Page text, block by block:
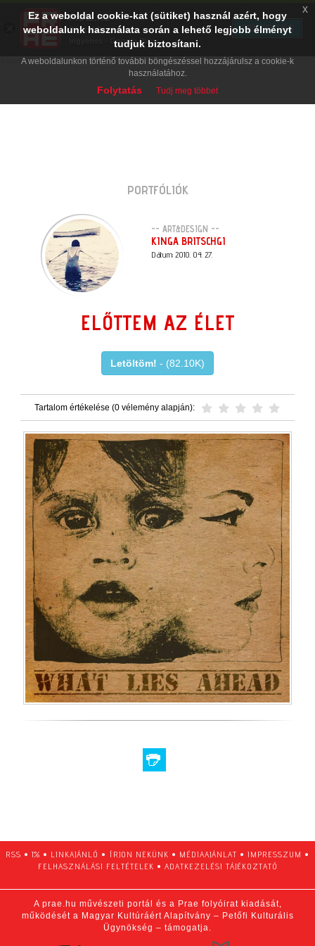
PORTFÓLIÓK
-- ART&DESIGN --
KINGA BRITSCHGI
Dátum: 2010. 04. 27.
ELŐTTEM AZ ÉLET
Letöltöm! - (82.10K)
Tartalom értékelése (0 vélemény alapján):
RSS • 1% • LINKAJÁNLÓ • ÍRJON NEKÜNK • MÉDIAAJÁNLAT • IMPRESSZUM •
FELHASZNÁLÁSI FELTÉTELEK • ADATKEZELÉSI TÁJÉKOZTATÓ
A prae.hu művészeti portál és a Prae folyóirat kiadását,
működését a Magyar Kultúráért Alapítvány – Petőfi Kulturális
Ügynökség – támogatja.
Ez a weboldal cookie-kat (sütiket) használ azért, hogy
weboldalunk használata során a lehető legjobb élményt
tudjuk biztosítani.
A weboldalunkon történő további böngészéssel hozzájárulsz a cookie-k
használatához.
Folytatás Tudj meg többet
x
PRAE.HU
Digital Evolution
Ingyenes - Google Play
TELEPÍTÉS